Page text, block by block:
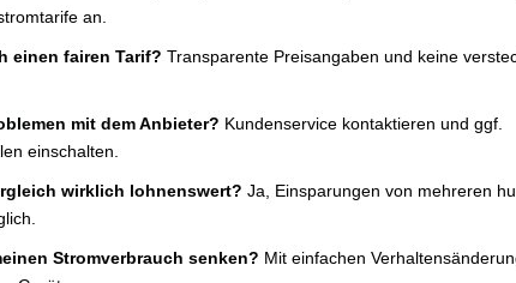
an.
einen fairen Tarif? Transparente Preisangaben und keine
mit dem Anbieter? Kundenservice kontaktieren und ggf.
einschalten.
wirklich lohnenswert? Ja, Einsparungen von mehreren
Stromverbrauch senken? Mit einfachen